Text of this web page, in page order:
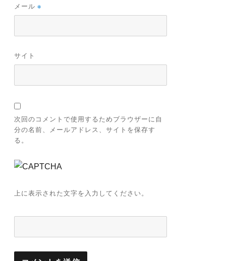
メール ※
サイト
次回のコメントで使用するためブラウザーに自
分の名前、メールアドレス、サイトを保存す
る。
上に表示された文字を入力してください。